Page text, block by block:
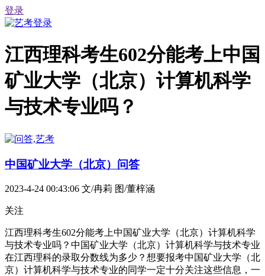
登录
江西理科考生602分能考上中国
矿业大学（北京）计算机科学
与技术专业吗？
中国矿业大学（北京）问答
2023-4-24 00:43:06 文/冉莉 图/董梓涵
关注
江西理科考生602分能考上中国矿业大学（北京）计算机科学
与技术专业吗？中国矿业大学（北京）计算机科学与技术专业
在江西理科的录取分数线为多少？想要报考中国矿业大学（北
京）计算机科学与技术专业的同学一定十分关注这些信息，一